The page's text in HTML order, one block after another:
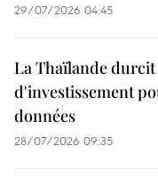
29/07/2026 04:45
La Thaïlande
d'investissement
données
28/07/2026 09:35